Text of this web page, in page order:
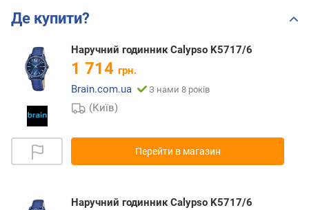
Де купити?
Наручний годинник Calypso K5717/6
1 714 грн.
Brain.com.ua
З нами 8 років
(Київ)
Перейти в магазин
Наручний годинник Calypso K5717/6